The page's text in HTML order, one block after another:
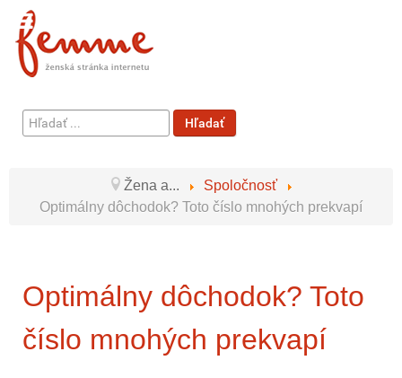
Hľadať
...
Hľadať
Žena a...
Spoločnosť
Optimálny dôchodok? Toto číslo mnohých prekvapí
Optimálny dôchodok? Toto
číslo mnohých prekvapí